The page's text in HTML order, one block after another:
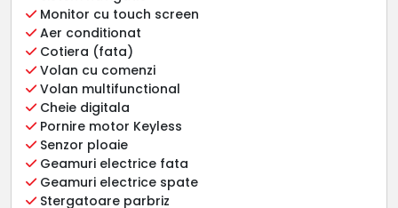
Monitor cu touch screen
Aer conditionat
Cotiera (fata)
Volan cu comenzi
Volan multifunctional
Cheie digitala
Pornire motor Keyless
Senzor ploaie
Geamuri electrice fata
Geamuri electrice spate
Stergatoare parbriz